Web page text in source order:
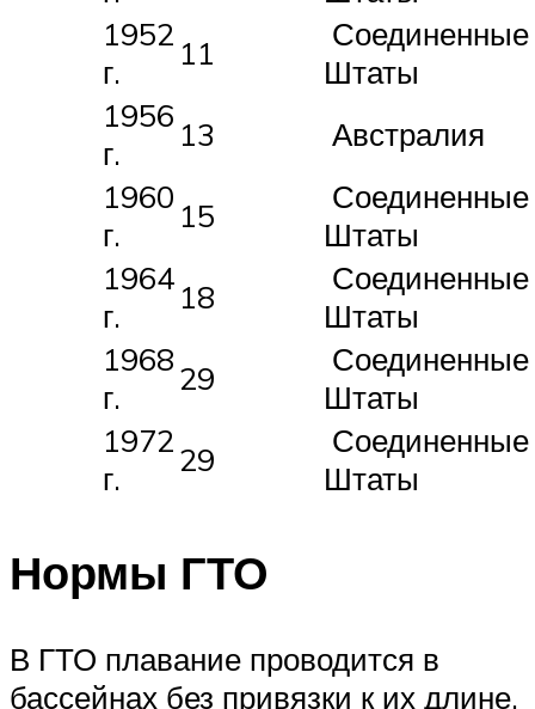
1952
г.
11
Соединенные
Штаты
1956
г.
13
Австралия
1960
г.
15
Соединенные
Штаты
1964
г.
18
Соединенные
Штаты
1968
г.
29
Соединенные
Штаты
1972
г.
29
Соединенные
Штаты
Нормы ГТО
В ГТО плавание проводится в
бассейнах без привязки к их длине.